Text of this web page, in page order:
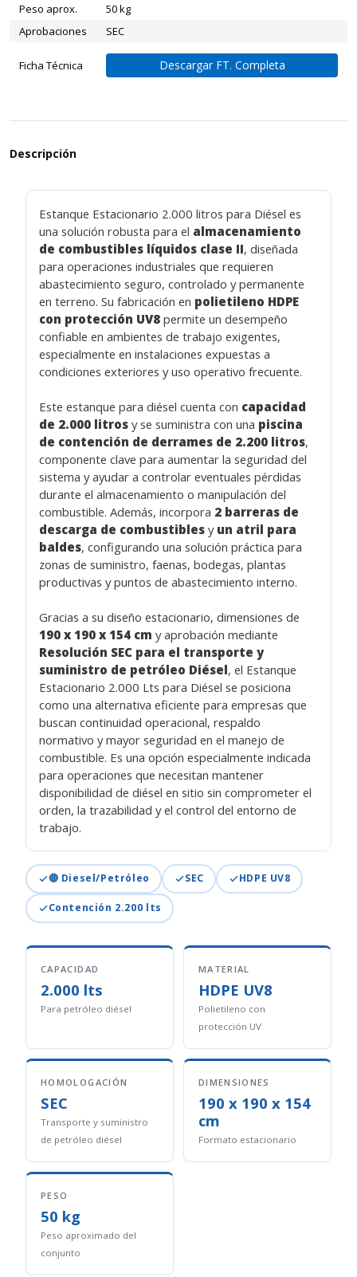
Peso aprox.
50 kg
Aprobaciones
SEC
Ficha Técnica Descargar FT. Completa
Descripción
Estanque Estacionario 2.000 litros para Diésel es
una solución robusta para el almacenamiento
de combustibles líquidos clase II, diseñada
para operaciones industriales que requieren
abastecimiento seguro, controlado y permanente
en terreno. Su fabricación en polietileno HDPE
con protección UV8 permite un desempeño
confiable en ambientes de trabajo exigentes,
especialmente en instalaciones expuestas a
condiciones exteriores y uso operativo frecuente.
Este estanque para diésel cuenta con capacidad
de 2.000 litros y se suministra con una piscina
de contención de derrames de 2.200 litros,
componente clave para aumentar la seguridad del
sistema y ayudar a controlar eventuales pérdidas
durante el almacenamiento o manipulación del
combustible. Además, incorpora 2 barreras de
descarga de combustibles y un atril para
baldes, configurando una solución práctica para
zonas de suministro, faenas, bodegas, plantas
productivas y puntos de abastecimiento interno.
Gracias a su diseño estacionario, dimensiones de
190 x 190 x 154 cm y aprobación mediante
Resolución SEC para el transporte y
suministro de petróleo Diésel, el Estanque
Estacionario 2.000 Lts para Diésel se posiciona
como una alternativa eficiente para empresas que
buscan continuidad operacional, respaldo
normativo y mayor seguridad en el manejo de
combustible. Es una opción especialmente indicada
para operaciones que necesitan mantener
disponibilidad de diésel en sitio sin comprometer el
orden, la trazabilidad y el control del entorno de
trabajo.
🔴 Diesel/Petróleo SEC HDPE UV8
Contención 2.200 lts
CAPACIDAD
2.000 lts
Para petróleo diésel
MATERIAL
HDPE UV8
Polietileno con
protección UV
HOMOLOGACIÓN
SEC
Transporte y suministro
de petróleo diésel
DIMENSIONES
190 x 190 x 154
cm
Formato estacionario
PESO
50 kg
Peso aproximado del
conjunto